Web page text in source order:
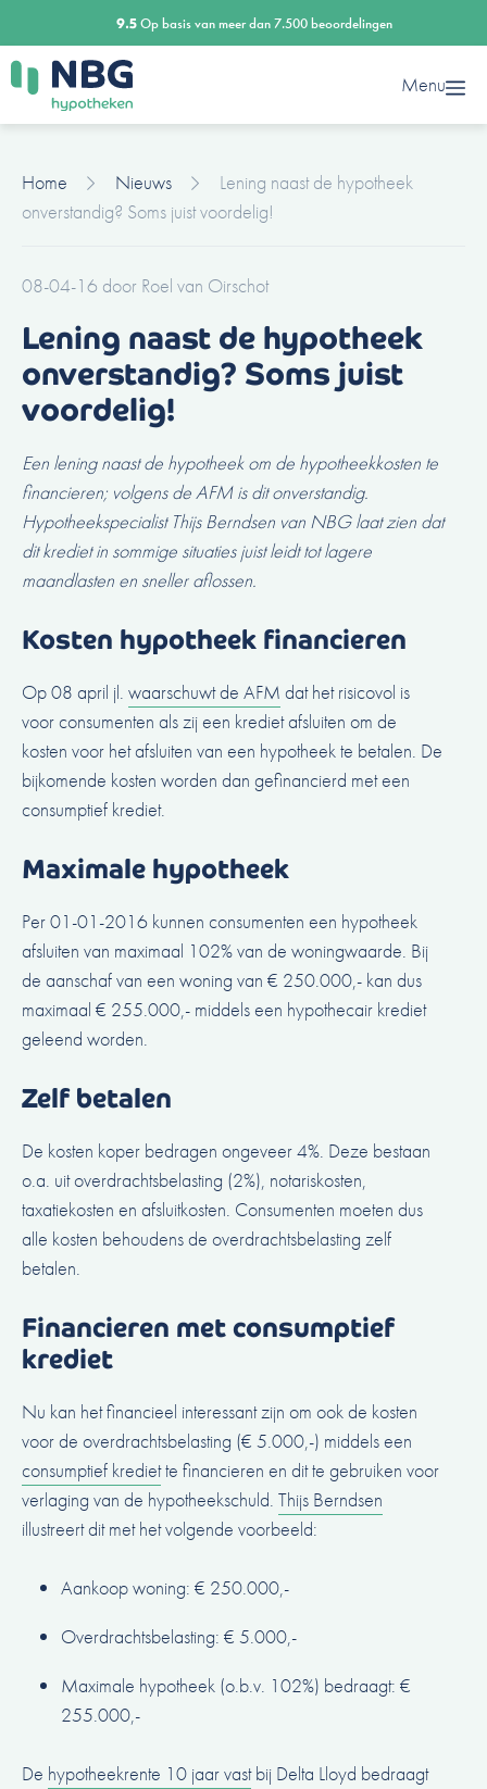
naar
de
inhoud
9.5Op basis van meer dan 7.500 beoordelingen
Menu
Home Nieuws
Lening naast de hypotheek
onverstandig? Soms juist voordelig!
08-04-16 door Roel van Oirschot
Lening naast de hypotheek
onverstandig? Soms juist
voordelig!
Een lening naast de hypotheek om de hypotheekkosten te
financieren; volgens de AFM is dit onverstandig.
Hypotheekspecialist Thijs Berndsen van NBG laat zien dat
dit krediet in sommige situaties juist leidt tot lagere
maandlasten en sneller aflossen.
Kosten hypotheek financieren
Op 08 april jl. waarschuwt de AFM dat het risicovol is
voor consumenten als zij een krediet afsluiten om de
kosten voor het afsluiten van een hypotheek te betalen. De
bijkomende kosten worden dan gefinancierd met een
consumptief krediet.
Maximale hypotheek
Per 01-01-2016 kunnen consumenten een hypotheek
afsluiten van maximaal 102% van de woningwaarde. Bij
de aanschaf van een woning van € 250.000,- kan dus
maximaal € 255.000,- middels een hypothecair krediet
geleend worden.
Zelf betalen
De kosten koper bedragen ongeveer 4%. Deze bestaan
o.a. uit overdrachtsbelasting (2%), notariskosten,
taxatiekosten en afsluitkosten. Consumenten moeten dus
alle kosten behoudens de overdrachtsbelasting zelf
betalen.
Financieren met consumptief
krediet
Nu kan het financieel interessant zijn om ook de kosten
voor de overdrachtsbelasting (€ 5.000,-) middels een
consumptief krediette financieren en dit te gebruiken voor
verlaging van de hypotheekschuld. Thijs Berndsen
illustreert dit met het volgende voorbeeld:
Aankoop woning: € 250.000,-
Overdrachtsbelasting: € 5.000,-
Maximale hypotheek (o.b.v. 102%) bedraagt: €
255.000,-
De hypotheekrente 10 jaar vastbij Delta Lloyd bedraagt